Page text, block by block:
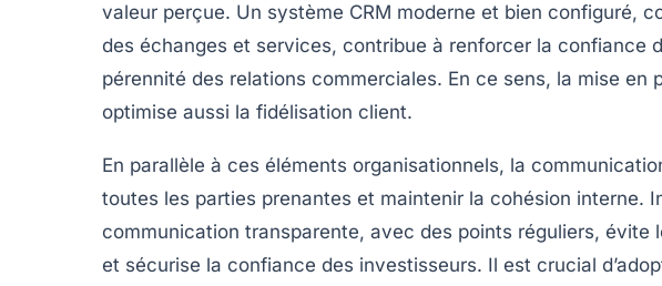
valeur perçue. Un système CRM moderne et bien configuré,
des échanges et services, contribue à renforcer la confiance
pérennité des relations commerciales. En ce sens, la mise en
optimise aussi la fidélisation client.
En parallèle à ces éléments organisationnels, la
toutes les parties prenantes et maintenir la cohésion interne.
communication transparente, avec des points réguliers, évite
et sécurise la confiance des investisseurs. Il est crucial